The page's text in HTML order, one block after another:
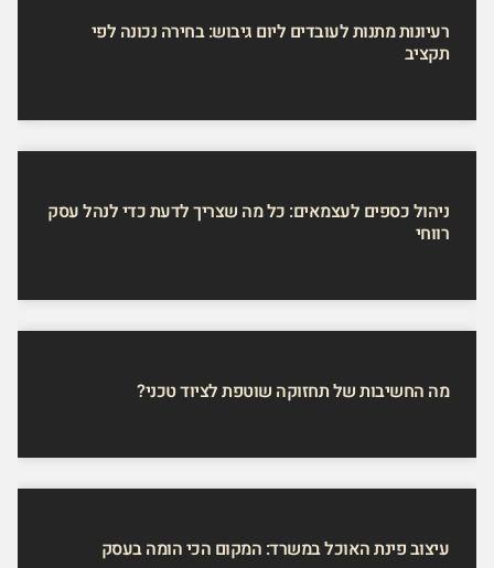
רעיונות מתנות לעובדים ליום גיבוש: בחירה נכונה לפי
תקציב
ניהול כספים לעצמאים: כל מה שצריך לדעת כדי לנהל עסק
רווחי
מה החשיבות של תחזוקה שוטפת לציוד טכני?
עיצוב פינת האוכל במשרד: המקום הכי הומה בעסק